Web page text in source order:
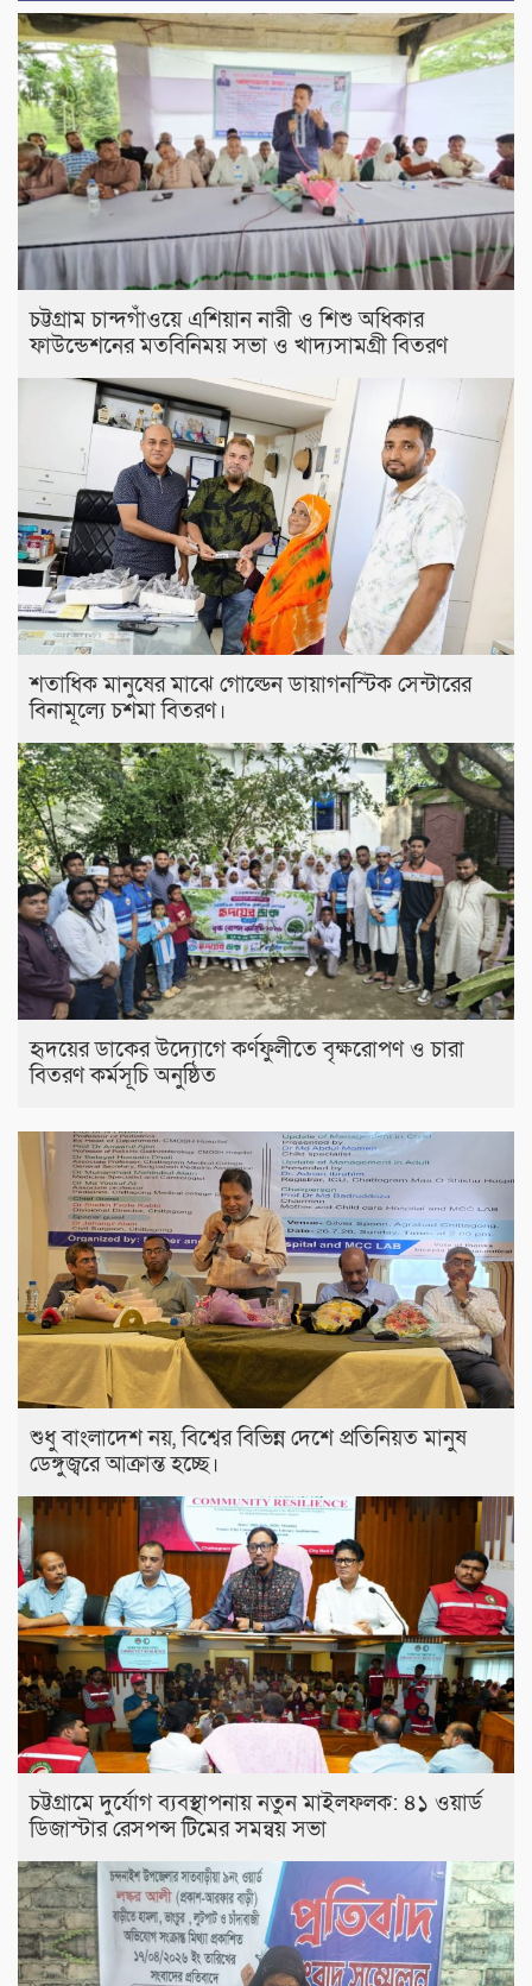
চট্টগ্রাম চান্দগাঁওয়ে এশিয়ান নারী ও শিশু অধিকার
ফাউন্ডেশনের মতবিনিময় সভা ও খাদ্যসামগ্রী বিতরণ
শতাধিক মানুষের মাঝে গোল্ডেন ডায়াগনস্টিক সেন্টারের
বিনামূল্যে চশমা বিতরণ।
হৃদয়ের ডাকের উদ্যোগে কর্ণফুলীতে বৃক্ষরোপণ ও চারা
বিতরণ কর্মসূচি অনুষ্ঠিত
শুধু বাংলাদেশ নয়, বিশ্বের বিভিন্ন দেশে প্রতিনিয়ত মানুষ
ডেঙ্গুজ্বরে আক্রান্ত হচ্ছে।
চট্টগ্রামে দুর্যোগ ব্যবস্থাপনায় নতুন মাইলফলক: ৪১ ওয়ার্ড
ডিজাস্টার রেসপন্স টিমের সমন্বয় সভা